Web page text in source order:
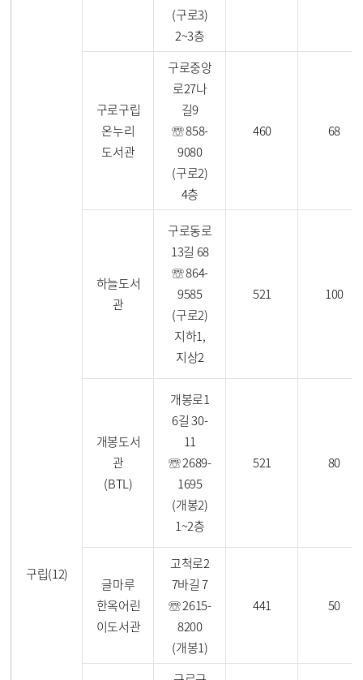
구립(12)
(구로3)
2~3층
구로구립
온누리
도서관
구로중앙
로27나
길9
☏ 858-
9080
(구로2)
4층
460 68
하늘도서
관
구로동로
13길 68
☏ 864-
9585
(구로2)
지하1,
지상2
521 100
개봉도서
관
(BTL)
개봉로1
6길 30-
11
☏ 2689-
1695
(개봉2)
1~2층
521 80
글마루
한옥어린
이도서관
고척로2
7바길 7
☏ 2615-
8200
(개봉1)
441 50